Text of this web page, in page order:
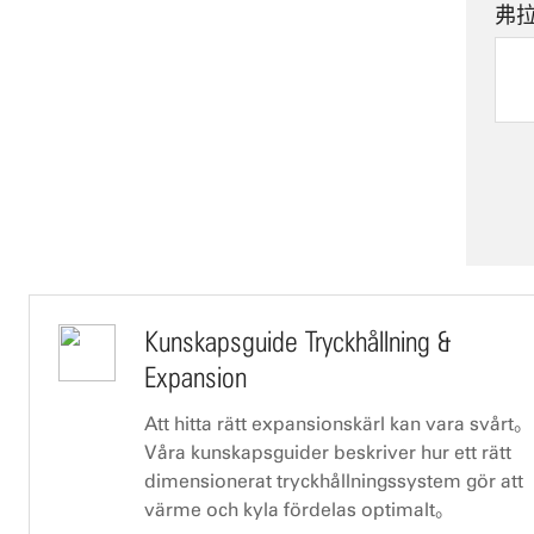
弗
Kunskapsguide Tryckhållning &
Expansion
Att hitta rätt expansionskärl kan vara svårt。
Våra kunskapsguider beskriver hur ett rätt
dimensionerat tryckhållningssystem gör att
värme och kyla fördelas optimalt。